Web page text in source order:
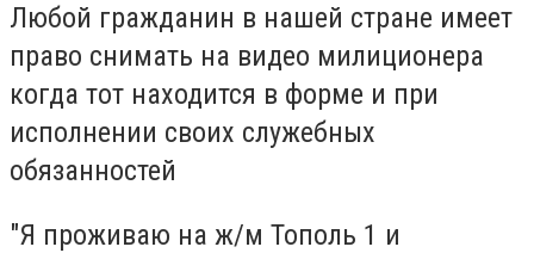
Любой гражданин в нашей стране имеет
право снимать на видео милиционера
когда тот находится в форме и при
исполнении своих служебных
обязанностей
"Я проживаю на ж/м Тополь 1 и